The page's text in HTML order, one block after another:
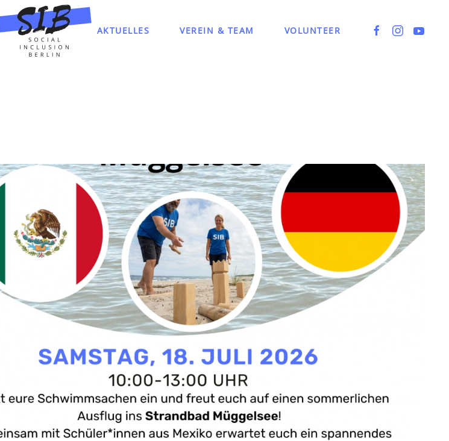
AKTUELLES VEREIN & TEAM VOLUNTEER